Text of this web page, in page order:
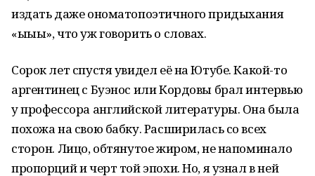
издать даже ономатопоэтичного придыхания
«ыыы», что уж говорить о словах.
Сорок лет спустя увидел её на Ютубе. Какой-то
аргентинец с Буэнос или Кордовы брал интервью
у профессора английской литературы. Она была
похожа на свою бабку. Расширилась со всех
сторон. Лицо, обтянутое жиром, не напоминало
пропорций и черт той эпохи. Но, я узнал в ней